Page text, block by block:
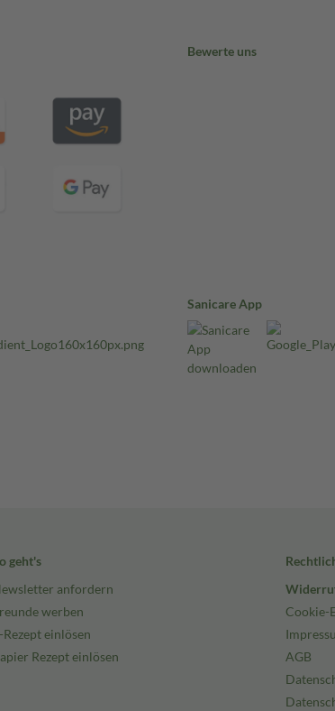
Bewerte uns
Sanicare App
geht's
anfordern
werben
Rezept einlösen
Rezept einlösen
Cookie-
AGB